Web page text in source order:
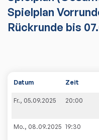
Spielplan
Rückrunde bis
Datum Zeit
Fr., 05.09.2025 20:00
Mo., 08.09.2025 19:30